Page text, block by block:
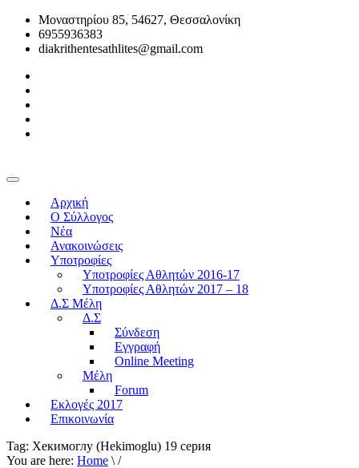
Μοναστηρίου 85, 54627, Θεσσαλονίκη
6955936383
diakrithentesathlites@gmail.com
Αρχική
O Σύλλογος
Νέα
Ανακοινώσεις
Υποτροφίες
Υποτροφίες Αθλητών 2016-17
Υποτροφίες Αθλητών 2017 – 18
Δ.Σ Μέλη
Δ.Σ
Σύνδεση
Εγγραφή
Online Meeting
Μέλη
Forum
Εκλογές 2017
Επικοινωνία
Tag: Хекимоглу (Hekimoglu) 19 серия
You are here: Home \ /